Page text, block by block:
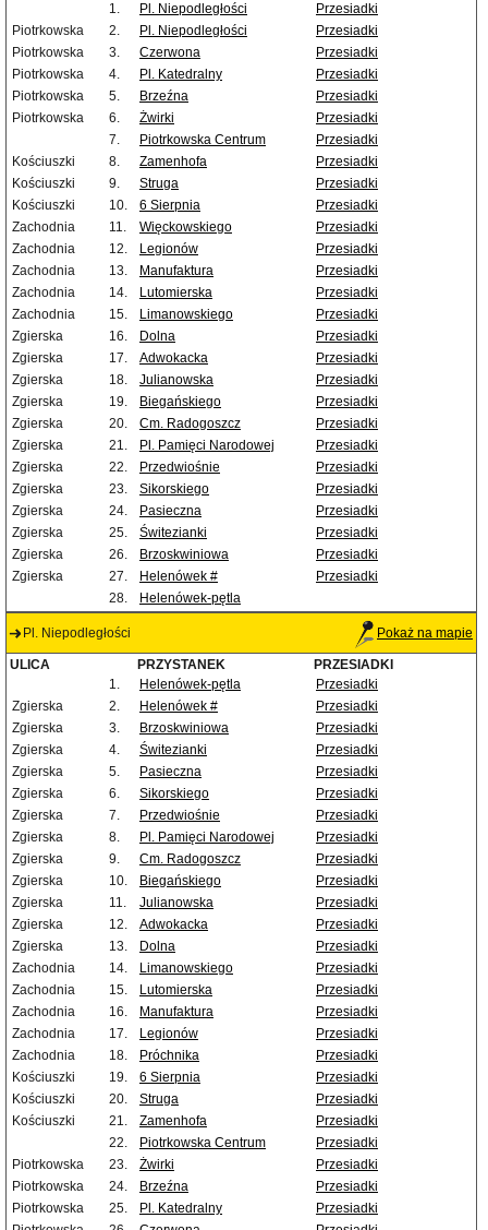
1.
Pl. Niepodległości
Przesiadki
Piotrkowska
2. Pl. Niepodległości
Przesiadki
Piotrkowska
3. Czerwona
Przesiadki
Piotrkowska
4. Pl. Katedralny
Przesiadki
Piotrkowska
5. Brzeźna
Przesiadki
Piotrkowska
6. Żwirki
Przesiadki
7.
Piotrkowska Centrum
Przesiadki
Kościuszki
8. Zamenhofa
Przesiadki
Kościuszki
9. Struga
Przesiadki
Kościuszki
10. 6 Sierpnia
Przesiadki
Zachodnia
11. Więckowskiego
Przesiadki
Zachodnia
12. Legionów
Przesiadki
Zachodnia
13. Manufaktura
Przesiadki
Zachodnia
14. Lutomierska
Przesiadki
Zachodnia
15. Limanowskiego
Przesiadki
Zgierska
16. Dolna
Przesiadki
Zgierska
17. Adwokacka
Przesiadki
Zgierska
18. Julianowska
Przesiadki
Zgierska
19. Biegańskiego
Przesiadki
Zgierska
20. Cm. Radogoszcz
Przesiadki
Zgierska
21. Pl. Pamięci Narodowej
Przesiadki
Zgierska
22. Przedwiośnie
Przesiadki
Zgierska
23. Sikorskiego
Przesiadki
Zgierska
24. Pasieczna
Przesiadki
Zgierska
25. Świtezianki
Przesiadki
Zgierska
26. Brzoskwiniowa
Przesiadki
Zgierska
27. Helenówek #
Przesiadki
28.
Helenówek-pętla
Pl. Niepodległości Pokaż na mapie
ULICA PRZYSTANEK
PRZESIADKI
1.
Helenówek-pętla
Przesiadki
Zgierska
2. Helenówek #
Przesiadki
Zgierska
3. Brzoskwiniowa
Przesiadki
Zgierska
4. Świtezianki
Przesiadki
Zgierska
5. Pasieczna
Przesiadki
Zgierska
6. Sikorskiego
Przesiadki
Zgierska
7. Przedwiośnie
Przesiadki
Zgierska
8. Pl. Pamięci Narodowej
Przesiadki
Zgierska
9. Cm. Radogoszcz
Przesiadki
Zgierska
10. Biegańskiego
Przesiadki
Zgierska
11. Julianowska
Przesiadki
Zgierska
12. Adwokacka
Przesiadki
Zgierska
13. Dolna
Przesiadki
Zachodnia
14. Limanowskiego
Przesiadki
Zachodnia
15. Lutomierska
Przesiadki
Zachodnia
16. Manufaktura
Przesiadki
Zachodnia
17. Legionów
Przesiadki
Zachodnia
18. Próchnika
Przesiadki
Kościuszki
19. 6 Sierpnia
Przesiadki
Kościuszki
20. Struga
Przesiadki
Kościuszki
21. Zamenhofa
Przesiadki
22.
Piotrkowska Centrum
Przesiadki
Piotrkowska
23. Żwirki
Przesiadki
Piotrkowska
24. Brzeźna
Przesiadki
Piotrkowska
25. Pl. Katedralny
Przesiadki